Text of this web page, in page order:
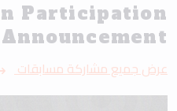
Participation
Announcement
عرض جميع مشاركة مسابقات